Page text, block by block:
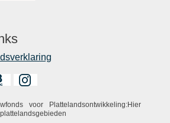
voor Plattelandsontwikkeling:Hier